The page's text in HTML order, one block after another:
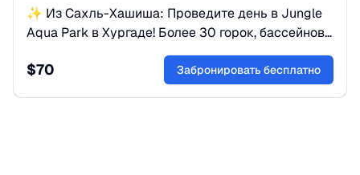
✨ Из Сахль-Хашиша: Проведите день в Jungle
Aqua Park в Хургаде! Более 30 горок, бассейнов
и аттракционов — идеально для детей и
взрослых.
$70 Забронировать бесплатно